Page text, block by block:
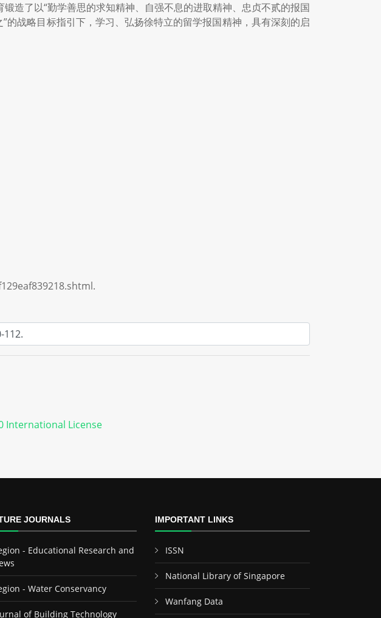
造了以“勤学善思的求知精神、自强不息的进取精神、忠贞不贰的报国
战略目标指引下，学习、弘扬徐特立的留学报国精神，具有深刻的启
International License
JOURNALS
- Educational Research and
- Water Conservancy
of Building Technology
IMPORTANT LINKS
ISSN
National Library of Singapore
Wanfang Data